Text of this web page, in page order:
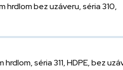
hrdlom bez uzáveru, séria 310,
séria 311, HDPE, bez